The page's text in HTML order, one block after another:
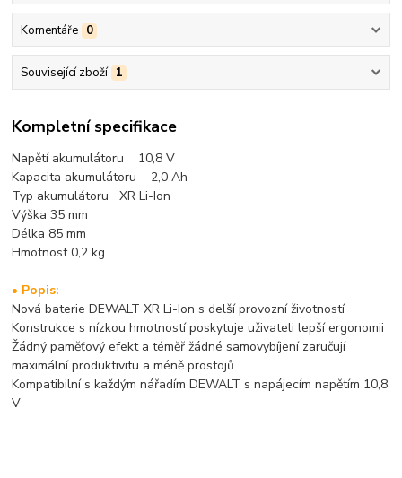
Komentáře 0
Související zboží 1
Kompletní specifikace
Napětí akumulátoru 10,8 V
Kapacita akumulátoru 2,0 Ah
Typ akumulátoru XR Li-Ion
Výška 35 mm
Délka 85 mm
Hmotnost 0,2 kg
• Popis:
Nová baterie DEWALT XR Li-Ion s delší provozní životností
Konstrukce s nízkou hmotností poskytuje uživateli lepší ergonomii
Žádný paměťový efekt a téměř žádné samovybíjení zaručují
maximální produktivitu a méně prostojů
Kompatibilní s každým nářadím DEWALT s napájecím napětím 10,8
V